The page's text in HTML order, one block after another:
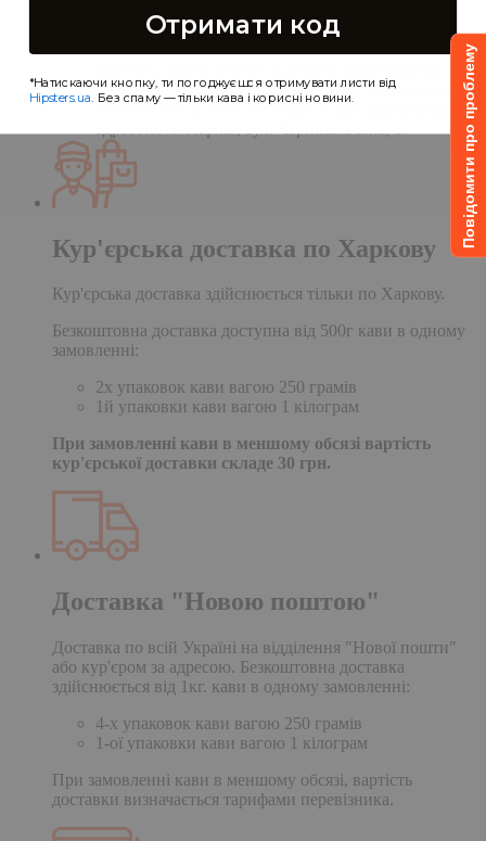
Повідомити про проблему
Самовивіз дає Вам можливість оформити
замовлення на сайті, а забрати його в нашій
кав'ярні. Деталі:
протягом однієї доби після обробки замовлення;
Чекаємо Вас у гості в кав'ярні
за
Кур'єрська доставка по Харкову
Кур'єрська доставка здійснюється тільки по Харкову.
Безкоштовна доставка доступна від 500г кави в одному
замовленні:
2х упаковок кави вагою 250 грамів
1й упаковки кави вагою 1 кілограм
При замовленні кави в меншому обсязі вартість
кур'єрської доставки складе 30 грн.
Доставка "Новою поштою"
Доставка по всій Україні на відділення "Нової пошти"
або кур'єром за адресою. Безкоштовна доставка
здійснюється від 1кг. кави в одному замовленні:
4-х упаковок кави вагою 250 грамів
1-ої упаковки кави вагою 1 кілограм
При замовленні кави в меншому обсязі, вартість
доставки визначається тарифами перевізника.
Отримати код
*Натискаючи кнопку, ти погоджуєшся отримувати листи від
Hipsters.ua. Без спаму — тільки кава і корисні новини.